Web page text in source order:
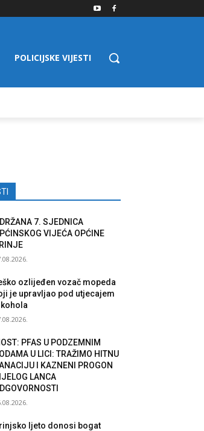
POLICIJSKE VIJESTI
7. SJEDNICA
VIJEĆA OPĆINE
ozlijeđen vozač mopeda
je upravljao pod utjecajem
PFAS U PODZEMNIM
U LICI: TRAŽIMO HITNU
I KAZNENI PROGON
LANCA
ljeto donosi bogat